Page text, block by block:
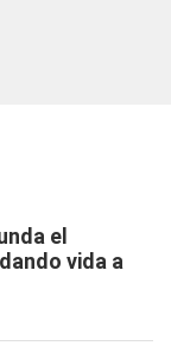
el
vida a